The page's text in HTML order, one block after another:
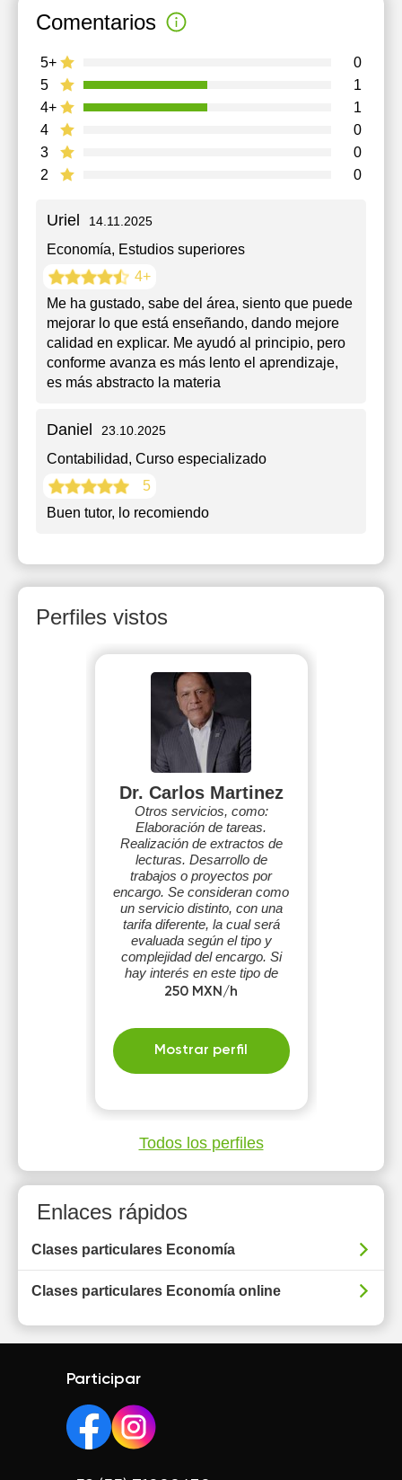
Comentarios
2 0
3 0
4 0
4+ 1
5 1
5+ 0
Uriel 14.11.2025
Economía, Estudios superiores
4+
Me ha gustado, sabe del área, siento que puede
mejorar lo que está enseñando, dando mejore
calidad en explicar. Me ayudó al principio, pero
conforme avanza es más lento el aprendizaje,
es más abstracto la materia
Daniel 23.10.2025
Contabilidad, Curso especializado
5
Buen tutor, lo recomiendo
Perfiles vistos
Dr. Carlos Martinez
Otros servicios, como:
Elaboración de tareas.
Realización de extractos de
lecturas. Desarrollo de
trabajos o proyectos por
encargo. Se consideran como
un servicio distinto, con una
tarifa diferente, la cual será
evaluada según el tipo y
complejidad del encargo. Si
hay interés en este tipo de
servicio, puedes consultarme.
250 MXN/h
Mostrar perfil
Todos los perfiles
Enlaces rápidos
Clases particulares Economía
Clases particulares Economía online
Participar